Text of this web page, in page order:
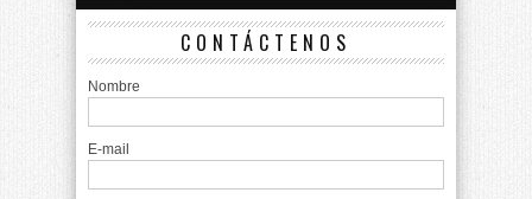
CONTÁCTENOS
Nombre
E-mail